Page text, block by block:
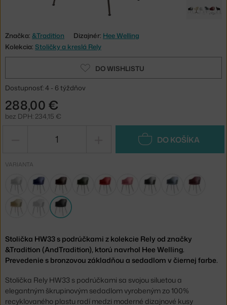
Značka: &Tradition Dizajnér: Hee Welling
Kolekcia: Stoličky a kreslá Rely
DO WISHLISTU
Dostupnosť: 4 - 6 týždňov
288,00 €
bez DPH: 234,15 €
DO KOŠÍKA
VARIANTA
Stolička HW33 s podrúčkami z kolekcie Rely od značky
&Tradition (AndTradition), ktorú navrhol Hee Welling.
Prevedenie s bronzovou základňou a sedadlom v čiernej farbe.
Stolička Rely HW33 s podrúčkami sa svojou siluetou a
elegantným škrupinovým sedadlom vyrobeným zo 100%
recyklovaného plastu radí medzi moderné dizajnové kusy